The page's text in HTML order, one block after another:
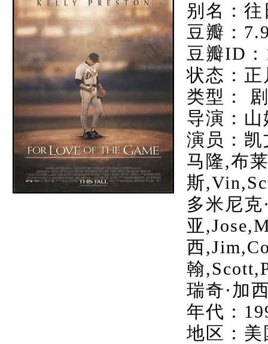
别名：
豆瓣：
豆瓣ID
状态：正
类型：
导演：山
演员：凯
马隆,布
斯
多米尼克
亚
西
翰
瑞奇·加
年代：
地区：美